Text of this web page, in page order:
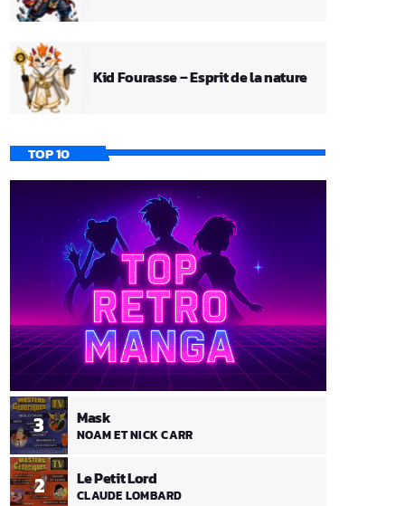
Kid Fourasse – Esprit de la nature
TOP 10
2 Le Petit Lord
CLAUDE LOMBARD
3 Mask
NOAM ET NICK CARR